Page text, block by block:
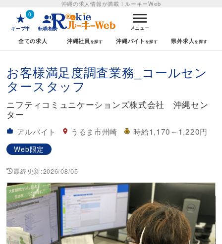
沖縄の求人情報が満載！ ルーキーWeb
0
キープ中 転職相談 メニュー
全ての求人 沖縄社員 沖縄バイト 県外求人
お客様満足度調査業務_コールセン
タースタッフ
ニフティコミュニケーションズ株式会社 沖縄セン
ター
アルバイト うるま市州崎 時給1,170～1,220円
Web限定
最終更新:2026/08/05